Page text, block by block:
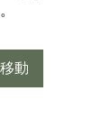
動